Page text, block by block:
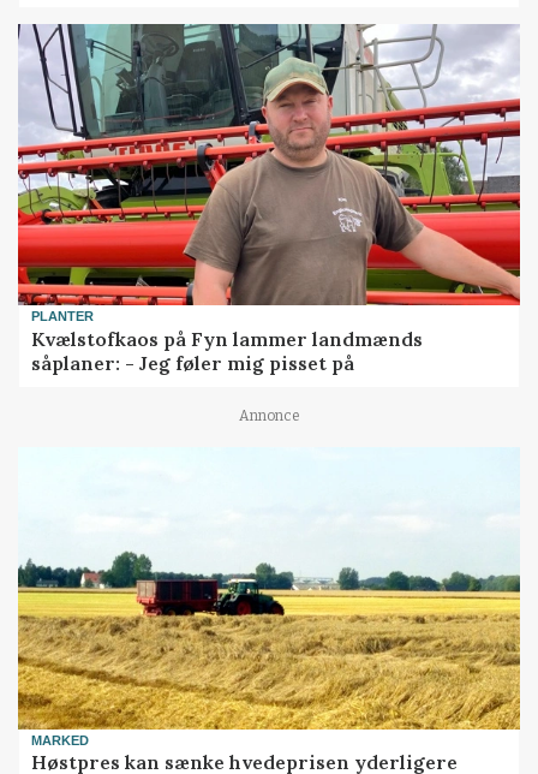
PLANTER
Kvælstofkaos på Fyn lammer landmænds
såplaner: - Jeg føler mig pisset på
Annonce
MARKED
Høstpres kan sænke hvedeprisen yderligere